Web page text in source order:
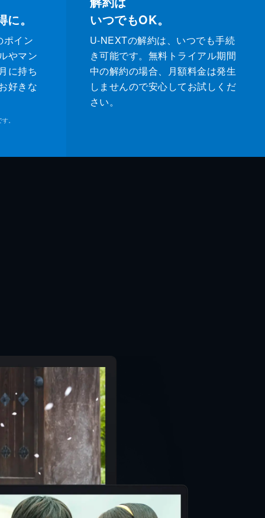
。
ポイン
やマン
に持ち
好きな
。
いつでもOK。
U-NEXTの解約は、いつでも手続
き可能です。無料トライアル期間
中の解約の場合、月額料金は発生
しませんので安心してお試しくだ
さい。